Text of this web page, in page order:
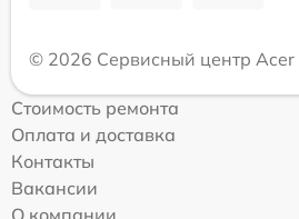
© 2026 Сервисный центр Acer
Стоимость ремонта
Оплата и доставка
Контакты
Вакансии